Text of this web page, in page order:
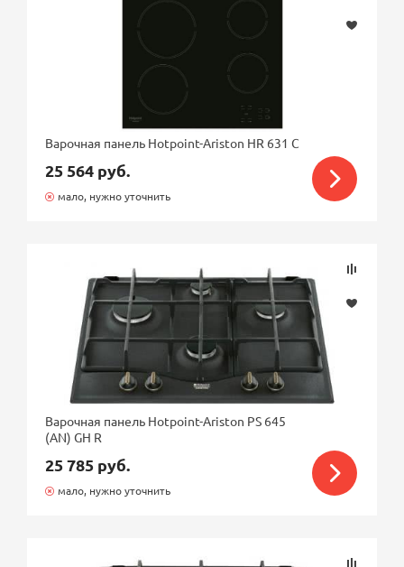
Варочная панель Hotpoint-Ariston HR 631 C
25 564 руб.
мало, нужно уточнить
Варочная панель Hotpoint-Ariston PS 645
(AN) GH R
25 785 руб.
мало, нужно уточнить